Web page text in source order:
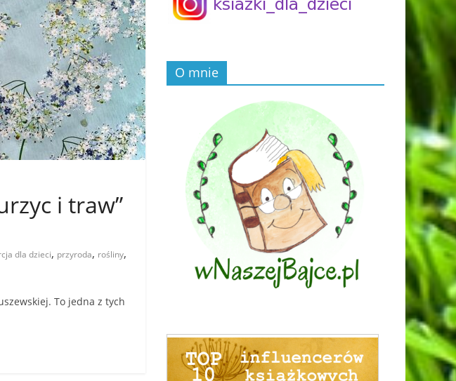
i traw”
dla dzieci, przyroda, rośliny,
To jedna z tych
O mnie